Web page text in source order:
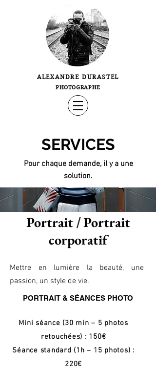
PHOTOGRAPHE
ALEXANDRE DURASTEL
SERVICES
Pour chaque demande, il y a une
solution.
Portrait /Portrait
corporatif
Mettre en lumière la beauté, une
passion, un style de vie.
PORTRAIT & SÉANCES PHOTO
Mini séance (30 min – 5 photos
retouchées) : 150€
Séance standard (1h – 15 photos) :
220€